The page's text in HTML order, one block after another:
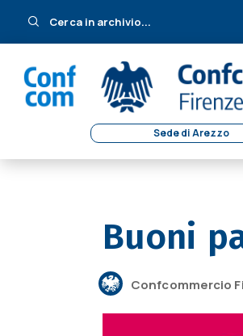
Cerca in archivio...
Sede di Arezzo
Buoni
Confcommercio